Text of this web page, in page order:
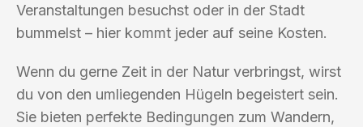
Veranstaltungen besuchst oder in der Stadt
bummelst – hier kommt jeder auf seine Kosten.
Wenn du gerne Zeit in der Natur verbringst, wirst
du von den umliegenden Hügeln begeistert sein.
Sie bieten perfekte Bedingungen zum Wandern,